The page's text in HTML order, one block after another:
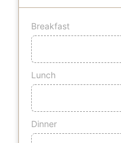
Breakfast
Lunch
Dinner